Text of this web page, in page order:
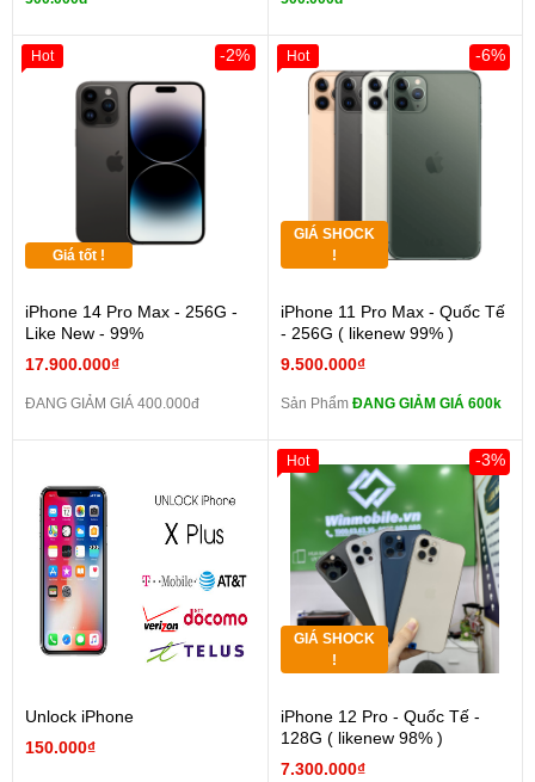
Giá tốt !
iPhone 14 Pro Max - 256G -
Like New - 99%
17.900.000₫
-2%
ĐANG GIẢM GIÁ 400.000đ
Hot
GIÁ SHOCK
!
iPhone 11 Pro Max - Quốc Tế
- 256G ( likenew 99% )
9.500.000₫
-6%
Sản Phẩm ĐANG GIẢM GIÁ 600k
Hot
Unlock iPhone
150.000₫
GIÁ SHOCK
!
iPhone 12 Pro - Quốc Tế -
128G ( likenew 98% )
7.300.000₫
-3%
Hot